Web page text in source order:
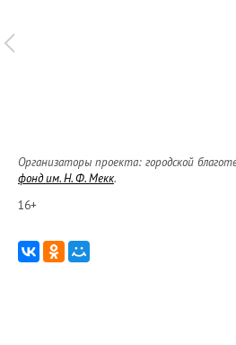
Организаторы проекта: городской
фонд им. Н. Ф. Мекк.
16+